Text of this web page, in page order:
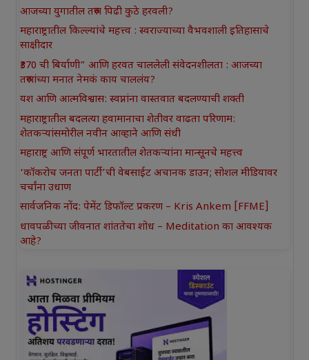
आजच्या युगातील तरुण पिढी कुठे हरवली?
महाराष्ट्रातील किल्ल्यांचे महत्त्व : स्वराज्याच्या वैभवशाली इतिहासाचे
साक्षीदार
₹370 ची बिर्याणी” आणि हरवत चाललेली संवेदनशीलता : आजच्या
तरुणांच्या मनात नेमकं काय चाललंय?
यश आणि आत्मविश्वास: स्वप्नांना वास्तवात बदलण्याची शक्ती
महाराष्ट्रातील बदलत्या हवामानाचा शेतीवर वाढता परिणाम:
शेतकऱ्यांसमोरील नवीन आव्हाने आणि संधी
महाराष्ट्र आणि संपूर्ण भारतातील शेतकऱ्यांना मान्सूनचे महत्त्व
‘कॉकरोच जनता पार्टी’ची वेबसाईट अचानक डाउन; सोशल मीडियावर
चर्चांना उधाण
सार्वजनिक नोंद: पेमेंट डिफॉल्ट प्रकरण – Kris Ankem [FFME]
धावपळीच्या जीवनात शांततेचा शोध – Meditation का आवश्यक
आहे?